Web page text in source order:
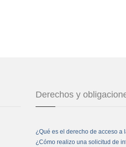
Derechos y
¿Qué es el derecho de acceso a
¿Cómo realizo una solicitud de